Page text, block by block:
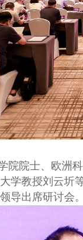
院院士、欧洲
学教授刘云圻
导出席研讨会